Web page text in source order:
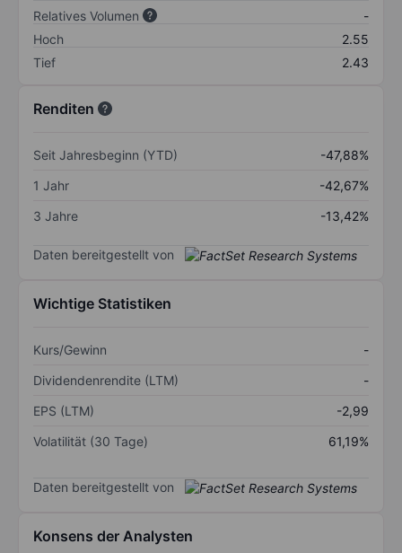
Relatives Volumen
-
Hoch
2.55
Tief
2.43
Renditen
Seit Jahresbeginn (YTD)
-47,88%
1 Jahr
-42,67%
3 Jahre
-13,42%
Daten bereitgestellt von
Wichtige Statistiken
Kurs/Gewinn
-
Dividendenrendite (LTM)
-
EPS (LTM)
-2,99
Volatilität (30 Tage)
61,19%
Daten bereitgestellt von
Konsens der Analysten